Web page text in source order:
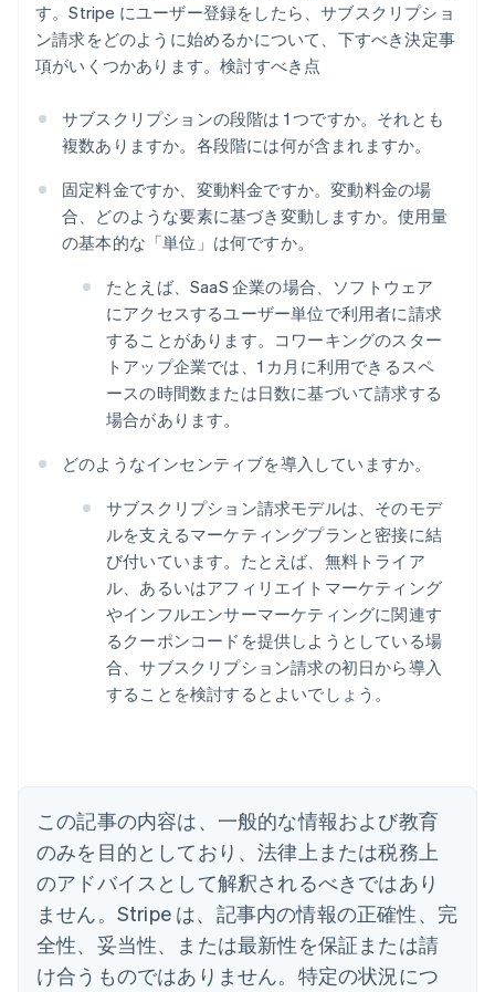
す。Stripe にユーザー登録をしたら、サブスクリプショ
ン請求をどのように始めるかについて、下すべき決定事
項がいくつかあります。検討すべき点
サブスクリプションの段階は 1 つですか。それとも
複数ありますか。各段階には何が含まれますか。
固定料金ですか、変動料金ですか。変動料金の場
合、どのような要素に基づき変動しますか。使用量
の基本的な「単位」は何ですか。
たとえば、SaaS 企業の場合、ソフトウェア
にアクセスするユーザー単位で利用者に請求
することがあります。コワーキングのスター
トアップ企業では、1 カ月に利用できるスペ
ースの時間数または日数に基づいて請求する
場合があります。
どのようなインセンティブを導入していますか。
サブスクリプション請求モデルは、そのモデ
ルを支えるマーケティングプランと密接に結
び付いています。たとえば、無料トライア
ル、あるいはアフィリエイトマーケティング
やインフルエンサーマーケティングに関連す
るクーポンコードを提供しようとしている場
合、サブスクリプション請求の初日から導入
することを検討するとよいでしょう。
この記事の内容は、一般的な情報および教育
のみを目的としており、法律上または税務上
のアドバイスとして解釈されるべきではあり
ません。Stripe は、記事内の情報の正確性、完
全性、妥当性、または最新性を保証または請
け合うものではありません。特定の状況につ
アイルランド
English
アメリカ
Español 简体中文
アラブ首長国連邦
English
ItalianoEnglish
インド
English
エストニア
English
オーストラリア
English
オーストリア
Deutsch English